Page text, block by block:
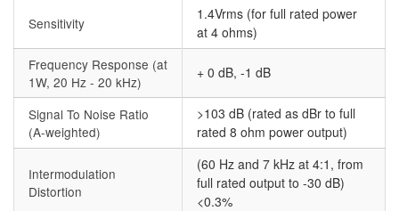
Sensitivity
1.4Vrms (for full rated power
at 4 ohms)
Frequency Response (at
1W, 20 Hz - 20 kHz)
+ 0 dB, -1 dB
Signal To Noise Ratio
(A-weighted)
>103 dB (rated as dBr to full
rated 8 ohm power output)
Intermodulation
Distortion
(60 Hz and 7 kHz at 4:1, from
full rated output to -30 dB)
<0.3%